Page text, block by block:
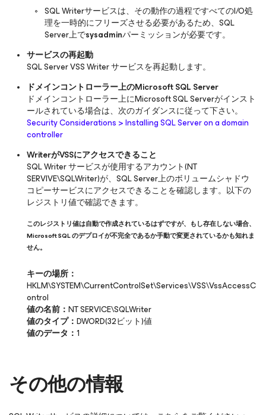
SQL Writerサービスは、その動作の過程ですべてのI/O処
理を一時的にフリーズさせる必要があるため、SQL
Server上でsysadminパーミッションが必要です。
サービスの再起動
SQL Server VSS Writer サービスを再起動します。
ドメインコントローラー上のMicrosoft SQL Server
ドメインコントローラー上にMicrosoft SQL Serverがインスト
ールされている場合は、次のガイダンスに従って下さい。
Security Considerations > Installing SQL Server on a domain
controller
WriterがVSSにアクセスできること
SQL Writer サービスが使用するアカウント(NT
SERVIVE\SQLWriter)が、SQL Server上のボリュームシャドウ
コピーサービスにアクセスできることを確認します。以下の
レジストリ値で確認できます。
このレジストリ値は自動で作成されているはずですが、もし存在しない場合、
Microsoft SQL のデプロイが不完全であるか手動で変更されているかも知れま
せん。
キーの場所：
HKLM\SYSTEM\CurrentControlSet\Services\VSS\VssAccessC
ontrol
値の名前： NT SERVICE\SQLWriter
値のタイプ： DWORD(32ビット)値
値のデータ： 1
その他の情報